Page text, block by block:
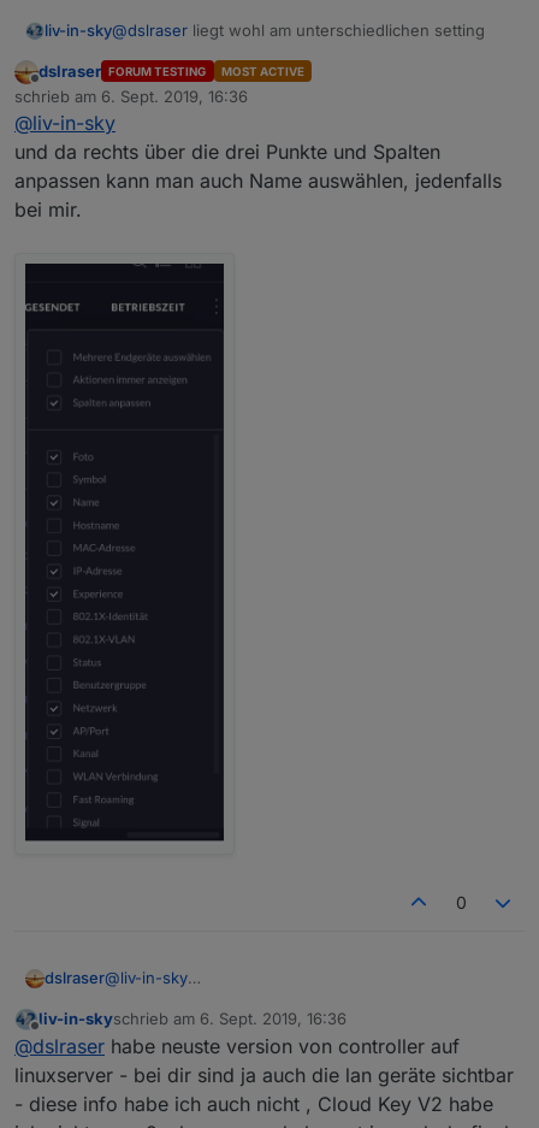
liv-in-sky@dslraser liegt wohl am unterschiedlichen setting
Offline
dslraser FORUM TESTING MOST ACTIVE
schrieb am 6. Sept. 2019, 16:36
zuletzt editiert von
@liv-in-sky
und da rechts über die drei Punkte und Spalten
anpassen kann man auch Name auswählen, jedenfalls
bei mir.
0
dslraser@liv-in-sky
drauf und in welcher Version läuft Dein Controller ?
Ich nutze einen "echten" Cloud Key V2
Offline
liv-in-skyschrieb am 6. Sept. 2019, 16:36
zuletzt editiert von
@dslraser habe neuste version von controller auf
linuxserver - bei dir sind ja auch die lan geräte sichtbar
- diese info habe ich auch nicht , Cloud Key V2 habe